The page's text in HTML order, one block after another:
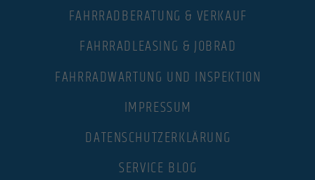
FAHRRADBERATUNG & VERKAUF
FAHRRADLEASING & JOBRAD
FAHRRADWARTUNG UND INSPEKTION
IMPRESSUM
DATENSCHUTZERKLÄRUNG
SERVICE BLOG